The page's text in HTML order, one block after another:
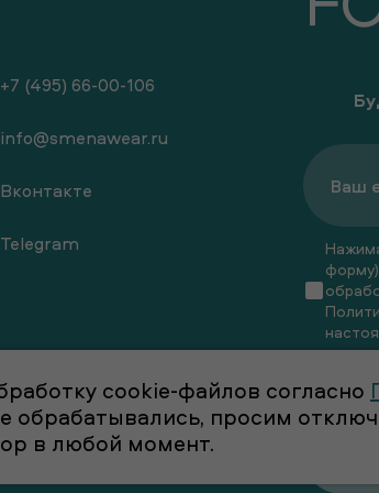
+7 (495) 66-00-106
info@smenawear.ru
Вконтакте
Telegram
cookie-файлов согласно
обрабатывались, просим
в любой момент.